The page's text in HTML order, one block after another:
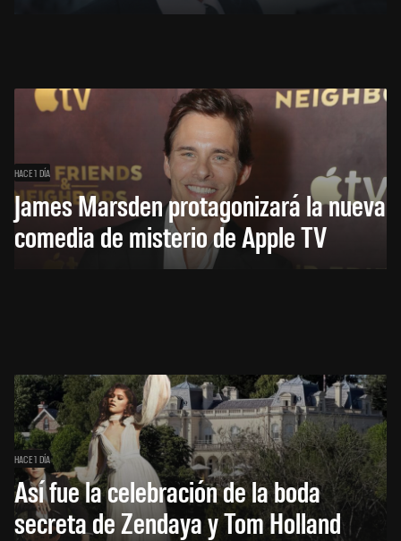
HACE 1 DÍA
James Marsden protagonizará la nueva
comedia de misterio de Apple TV
HACE 1 DÍA
Así fue la celebración de la boda
secreta de Zendaya y Tom Holland